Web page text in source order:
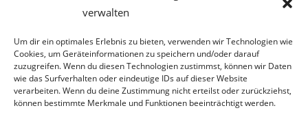
verwalten
Um dir ein optimales Erlebnis zu bieten, verwenden wir Technologien wie
Cookies, um Geräteinformationen zu speichern und/oder darauf
zuzugreifen. Wenn du diesen Technologien zustimmst, können wir Daten
wie das Surfverhalten oder eindeutige IDs auf dieser Website
verarbeiten. Wenn du deine Zustimmung nicht erteilst oder zurückziehst,
können bestimmte Merkmale und Funktionen beeinträchtigt werden.
die Gefahr endlich konkret!“
Biologisches Wunder in Ceuta
Ein vermeintliches Abschiebemärchen
Archiv